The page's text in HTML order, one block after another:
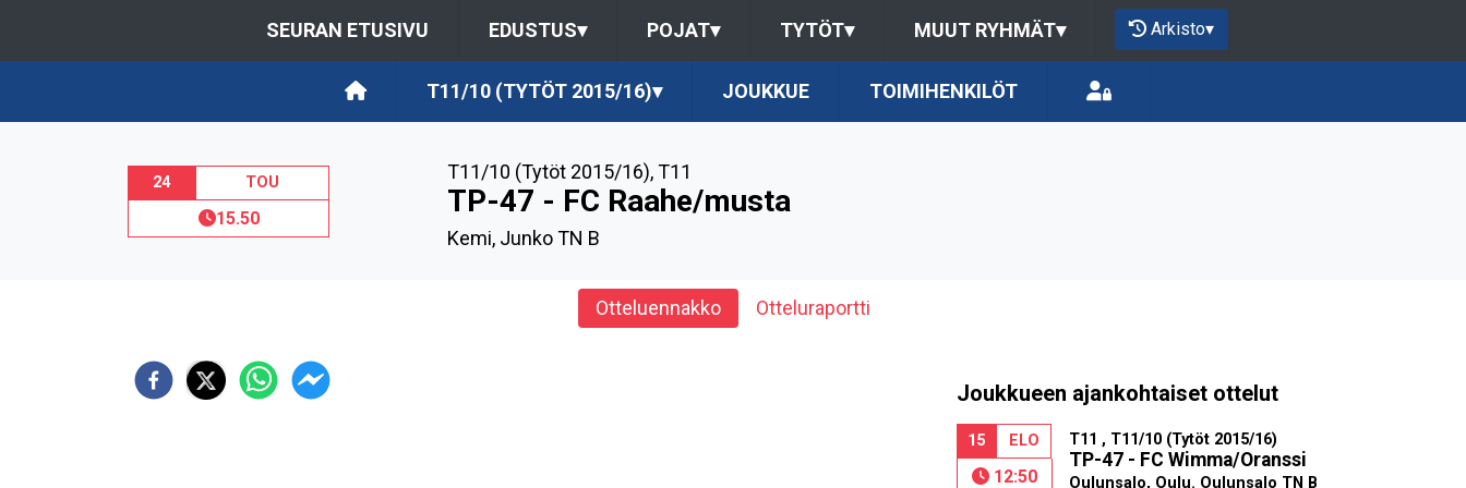
SEURAN ETUSIVU EDUSTUS▾ POJAT▾ TYTÖT▾ MUUT RYHMÄT▾ Arkisto▾
T11/10 (TYTÖT 2015/16)▾ JOUKKUE TOIMIHENKILÖT
24 TOU
15.50
T11/10 (Tytöt 2015/16),T11
TP-47 - FC Raahe/musta
Kemi, Junko TN B
Otteluennakko Otteluraportti
Joukkueen ajankohtaiset ottelut
15 ELO
12:50
T11 , T11/10 (Tytöt 2015/16)
TP-47 - FC Wimma/Oranssi
Oulunsalo, Oulu. Oulunsalo TN B